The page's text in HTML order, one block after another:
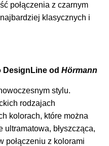
połączenia z czarnym
klasycznych i
DesignLine od Hörmann
stylu.
rodzajach
kolorach, które można
ultramatowa, błyszcząca,
połączeniu z kolorami